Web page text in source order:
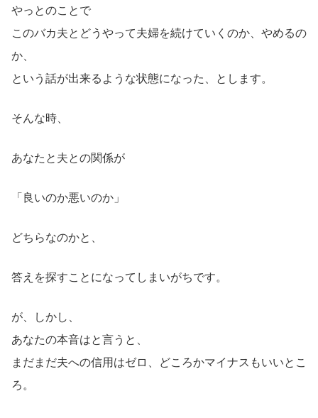
やっとのことで
このバカ夫とどうやって夫婦を続けていくのか、やめるの
か、
という話が出来るような状態になった、とします。
そんな時、
あなたと夫との関係が
「良いのか悪いのか」
どちらなのかと、
答えを探すことになってしまいがちです。
が、しかし、
あなたの本音はと言うと、
まだまだ夫への信用はゼロ、どころかマイナスもいいとこ
ろ。